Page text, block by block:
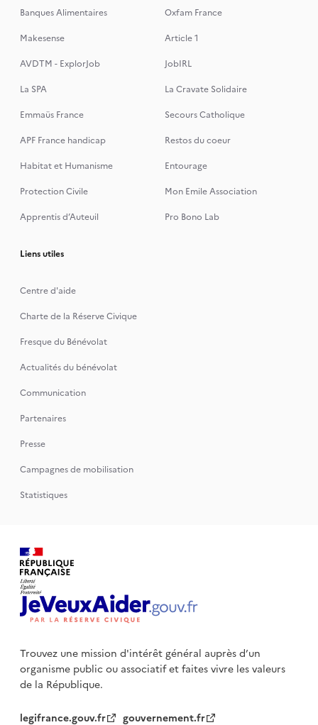
Banques Alimentaires
Oxfam France
Makesense
Article 1
AVDTM - ExplorJob
JobIRL
La SPA
La Cravate Solidaire
Emmaüs France
Secours Catholique
APF France handicap
Restos du coeur
Habitat et Humanisme
Entourage
Protection Civile
Mon Emile Association
Apprentis d’Auteuil
Pro Bono Lab
Liens utiles
Centre d'aide
Charte de la Réserve Civique
Fresque du Bénévolat
Actualités du bénévolat
Communication
Partenaires
Presse
Campagnes de mobilisation
Statistiques
Trouvez une mission d'intérêt général auprès d’un
organisme publicou associatif et faites vivre les valeurs
de la République.
legifrance.gouv.fr gouvernement.fr